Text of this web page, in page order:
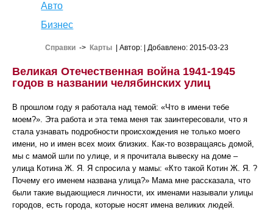
Авто
Бизнес
Справки-> Карты| Автор: | Добавлено: 2015-03-23
Великая Отечественная война 1941-1945
годов в названии челябинских улиц
В прошлом году я работала над темой: «Что в имени тебе
моем?». Эта работа и эта тема меня так заинтересовали, что я
стала узнавать подробности происхождения не только моего
имени, но и имен всех моих близких. Как-то возвращаясь домой,
мы с мамой шли по улице, и я прочитала вывеску на доме –
улица Котина Ж. Я. Я спросила у мамы: «Кто такой Котин Ж. Я. ?
Почему его именем названа улица?» Мама мне рассказала, что
были такие выдающиеся личности, их именами называли улицы
городов, есть города, которые носят имена великих людей.